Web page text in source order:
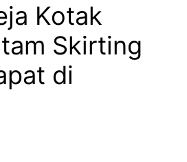
Kotak
Skirting
di